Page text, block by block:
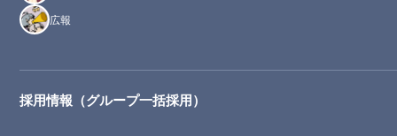
広報
採用情報（グループ一括採用）